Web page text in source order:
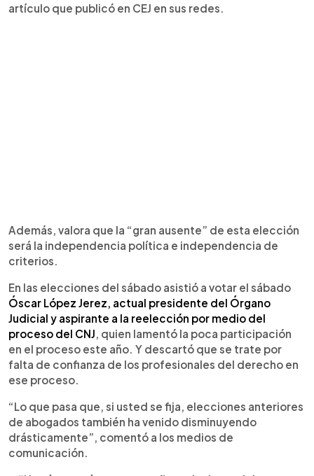
artículo que publicó en CEJ en sus redes.
Además, valora que la “gran ausente” de esta elección
será la independencia política e independencia de
criterios.
En las elecciones del sábado asistió a votar el sábado
Óscar López Jerez, actual presidente del Órgano
Judicial y aspirante a la reelección por medio del
proceso del CNJ , quien lamentó la poca participación
en el proceso este año. Y descartó que se trate por
falta de confianza de los profesionales del derecho en
ese proceso.
“Lo que pasa que, si usted se fija, elecciones anteriores
de abogados también ha venido disminuyendo
drásticamente”, comentó a los medios de
comunicación.